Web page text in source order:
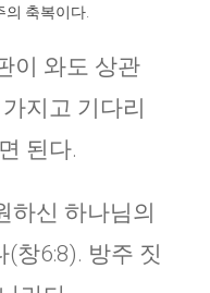
축복이다.
이 와도 상관
지고 기다리
된다.
하신 하나님의
창6:8). 방주 짓